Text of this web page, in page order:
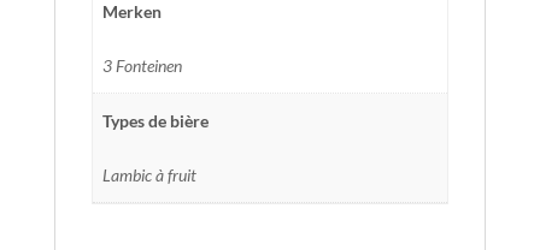
Merken
3 Fonteinen
Types de bière
Lambic à fruit